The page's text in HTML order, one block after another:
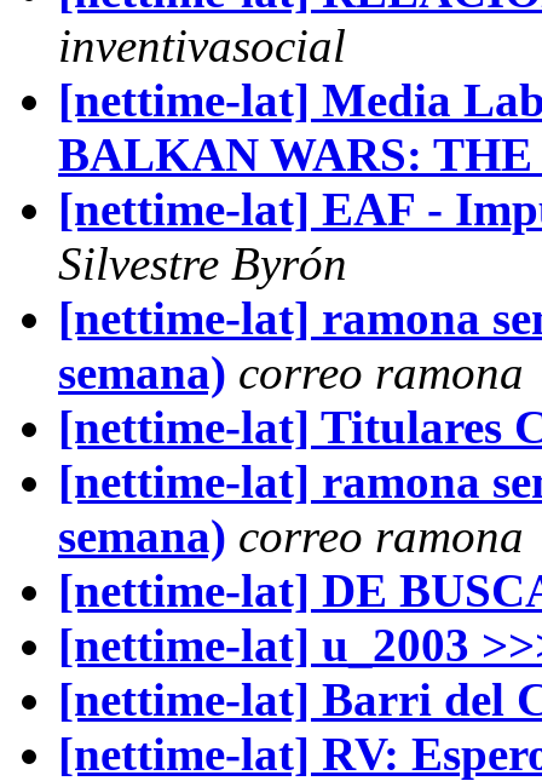
inventivasocial
[nettime-lat] Media
BALKAN WARS:
[nettime-lat] EAF -
Silvestre Byrón
[nettime-lat] ramona
semana) correo ramona
[nettime-lat] Titulares
[nettime-lat] ramona
semana) correo ramona
[nettime-lat] DE
[nettime-lat] u_2003
[nettime-lat] Barri del
[nettime-lat] RV: